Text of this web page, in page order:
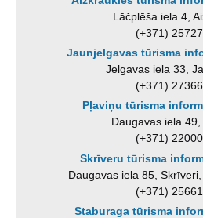
Lāčplēša iela 4,
(+371)
Jaunjelgavas tūrisma
Jelgavas iela 33,
(+371)
Pļaviņu tūrisma
Daugavas iela
(+371)
Skrīveru tūrisma
Daugavas iela 85,
(+371)
Staburaga tūrisma